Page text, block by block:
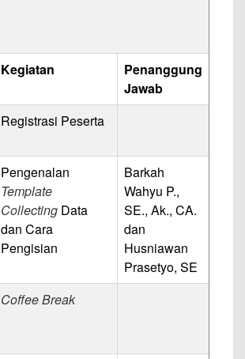
Kegiatan
Penanggung
Jawab
Registrasi Peserta
Pengenalan
Template
Collecting Data
dan Cara
Pengisian
Barkah
Wahyu P.,
SE., Ak., CA.
dan
Husniawan
Prasetyo, SE
Coffee Break